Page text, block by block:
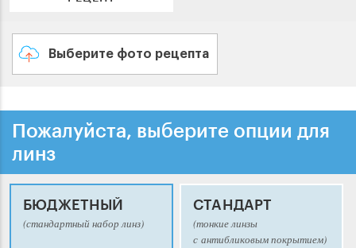
Выберите фото рецепта
Пожалуйста, выберите опции для
линз
БЮДЖЕТНЫЙ
(стандартный набор линз)
СТАНДАРТ
(тонкие линзы
с антибликовым покрытием)